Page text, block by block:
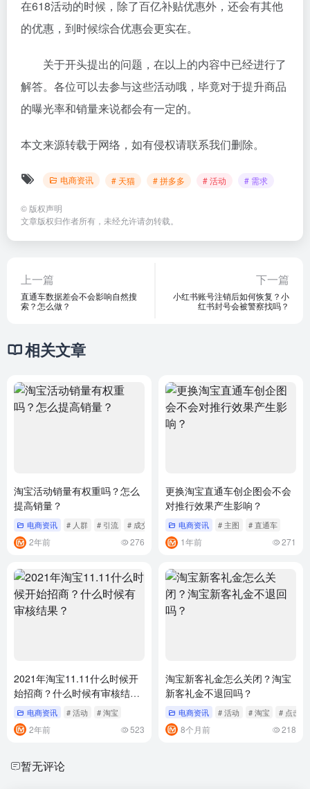
在618活动的时候，除了百亿补贴优惠外，还会有其他
的优惠，到时候综合优惠会更实在。
关于开头提出的问题，在以上的内容中已经进行了
解答。各位可以去参与这些活动哦，毕竟对于提升商品
的曝光率和销量来说都会有一定的。
本文来源转载于网络，如有侵权请联系我们删除。
电商资讯 # 天猫 # 拼多多 # 活动 # 需求
© 版权声明
文章版权归作者所有，未经允许请勿转载。
上一篇
直通车数据差会不会影响自然搜
索？怎么做？
下一篇
小红书账号注销后如何恢复？小
红书封号会被警察找吗？
相关文章
淘宝活动销量有权重吗？怎么
提高销量？
电商资讯 # 人群 # 引流 # 成交
2年前 276
更换淘宝直通车创企图会不会
对推行效果产生影响？
电商资讯 # 主图 # 直通车
1年前 271
2021年淘宝11.11什么时候开
始招商？什么时候有审核结
果？电商资讯 # 活动 # 淘宝
2年前 523
淘宝新客礼金怎么关闭？淘宝
新客礼金不退回吗？
电商资讯 # 活动 # 淘宝 # 点击
8个月前 218
暂无评论